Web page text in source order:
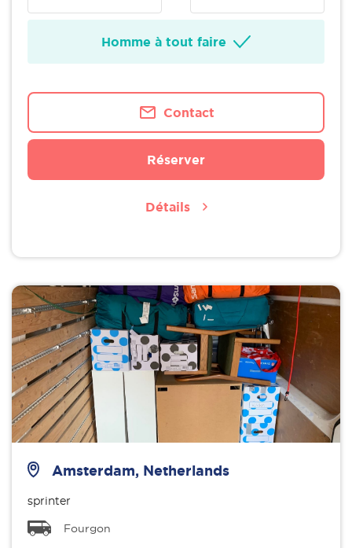
Homme à tout faire
Contact
Réserver
Détails
Amsterdam, Netherlands
sprinter
Fourgon